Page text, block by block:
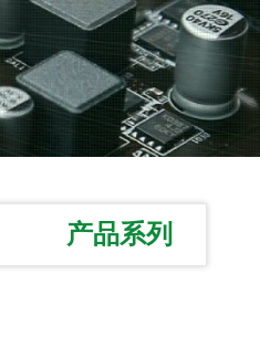
产品系列